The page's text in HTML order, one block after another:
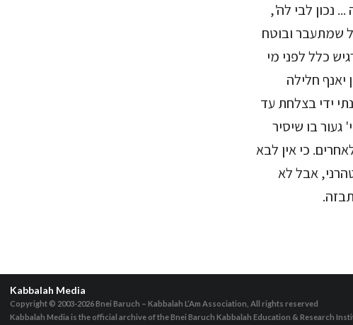
נכון לבי לה',
שמתעבר ובוטח
כלל לפני מי
יאנף חלילה
ידי בצלחת עד
בו שיסיר
כי אין לבא
אבל לא
Kabbalah Media
Copyright © 2003-2026Bnei Baruch – Kabbalah L’Am Association, All rights reserved
Kabbalah Media is the official archive of the Bnei Baruch Kabbalah Education & Research